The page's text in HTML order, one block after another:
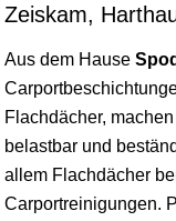
Zeiskam,
Aus dem Hause
Flachdächer,
belastbar und
allem Flachdächer
Carportreinigungen.